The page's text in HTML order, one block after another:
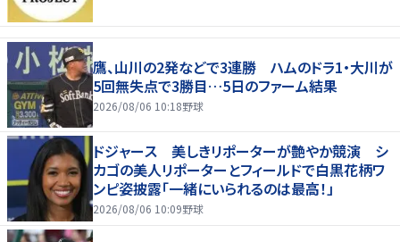
鷹、山川の2発などで3連勝 ハムのドラ1・大川が
5回無失点で3勝目…5日のファーム結果
2026/08/06 10:18野球
ドジャース 美しきリポーターが艶やか競演 シ
カゴの美人リポーターとフィールドで白黒花柄ワ
ンピ姿披露「一緒にいられるのは最高！」
2026/08/06 10:09野球